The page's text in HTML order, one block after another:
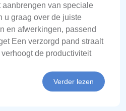
van speciale
u graag over de juiste
en afwerkingen, passend
Een verzorgd pand straalt
de productiviteit
Verder lezen